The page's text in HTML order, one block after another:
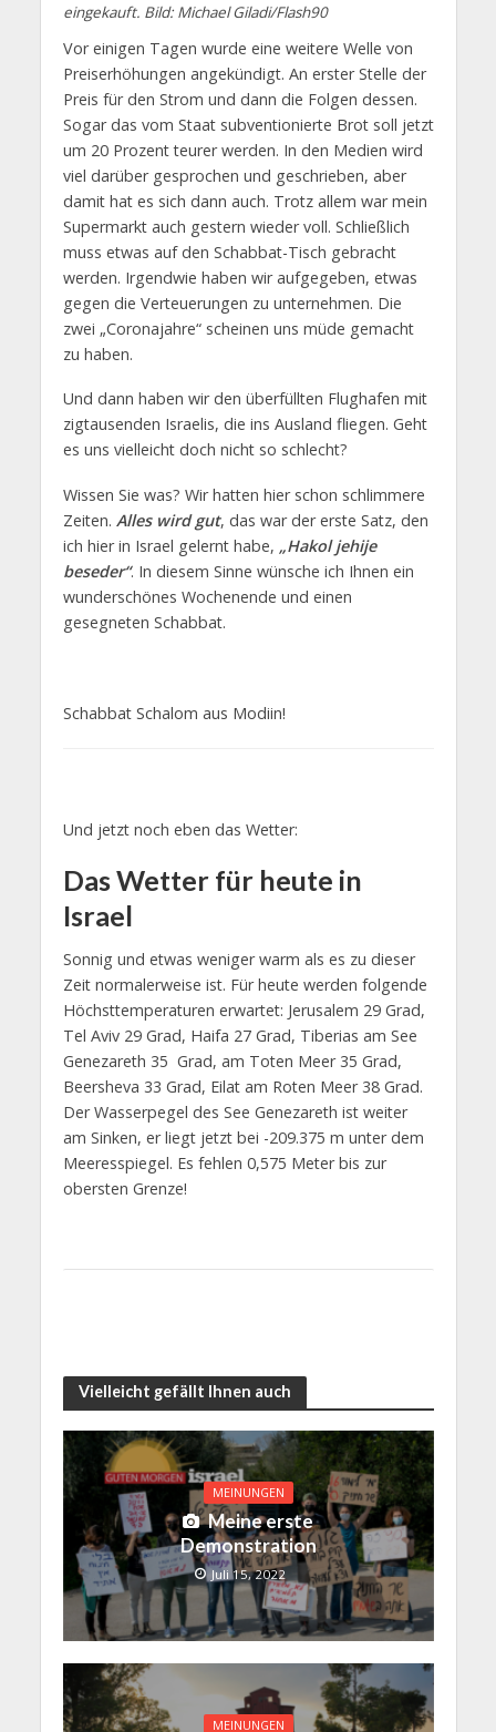
eingekauft. Bild: Michael Giladi/Flash90
Vor einigen Tagen wurde eine weitere Welle von
Preiserhöhungen angekündigt. An erster Stelle der
Preis für den Strom und dann die Folgen dessen.
Sogar das vom Staat subventionierte Brot soll jetzt
um 20 Prozent teurer werden. In den Medien wird
viel darüber gesprochen und geschrieben, aber
damit hat es sich dann auch. Trotz allem war mein
Supermarkt auch gestern wieder voll. Schließlich
muss etwas auf den Schabbat-Tisch gebracht
werden. Irgendwie haben wir aufgegeben, etwas
gegen die Verteuerungen zu unternehmen. Die
zwei „Coronajahre“ scheinen uns müde gemacht
zu haben.
Und dann haben wir den überfüllten Flughafen mit
zigtausenden Israelis, die ins Ausland fliegen. Geht
es uns vielleicht doch nicht so schlecht?
Wissen Sie was? Wir hatten hier schon schlimmere
Zeiten. Alles wird gut, das war der erste Satz, den
ich hier in Israel gelernt habe, „Hakol jehije
beseder“. In diesem Sinne wünsche ich Ihnen ein
wunderschönes Wochenende und einen
gesegneten Schabbat.
Schabbat Schalom aus Modiin!
Und jetzt noch eben das Wetter:
Das Wetter für heute in
Israel
Sonnig und etwas weniger warm als es zu dieser
Zeit normalerweise ist. Für heute werden folgende
Höchsttemperaturen erwartet: Jerusalem 29 Grad,
Tel Aviv 29 Grad, Haifa 27 Grad, Tiberias am See
Genezareth 35 Grad, am Toten Meer 35 Grad,
Beersheva 33 Grad, Eilat am Roten Meer 38 Grad.
Der Wasserpegel des See Genezareth ist weiter
am Sinken, er liegt jetzt bei -209.375 m unter dem
Meeresspiegel. Es fehlen 0,575 Meter bis zur
obersten Grenze!
Vielleicht gefällt Ihnen auch
MEINUNGEN
Meine erste
Demonstration
Juli 15, 2022
MEINUNGEN